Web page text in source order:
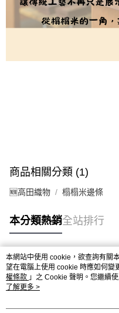
商品相關分類 (1)
🆕高田織物 榻榻米邊條
本分類熱銷全站排行
熱門標籤
本網站中使用 cookie，欲查詢有關
望在電腦上使用 cookie 時應如何變
權條款 」之 Cookie 聲明。您繼續
用條款之 Cookie 聲明使用 cookie。
了解更多 >